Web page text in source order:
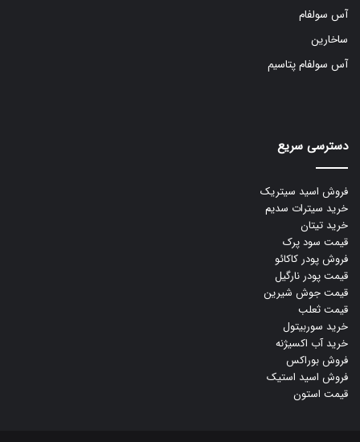
آس سولفام
ساخارین
آس سولفام پتاسیم
دسترسی سریع
فروش اسید سیتریک
خرید سیترات سدیم
خرید تیتان
قیمت سود پرک
فروش پودر کاکائو
قیمت پودر نارگیل
قیمت جوش شیرین
قیمت ثعلب
خرید سوربیتول
خرید آب اکسیژنه
فروش بوراکس
فروش اسید استیک
قیمت استون